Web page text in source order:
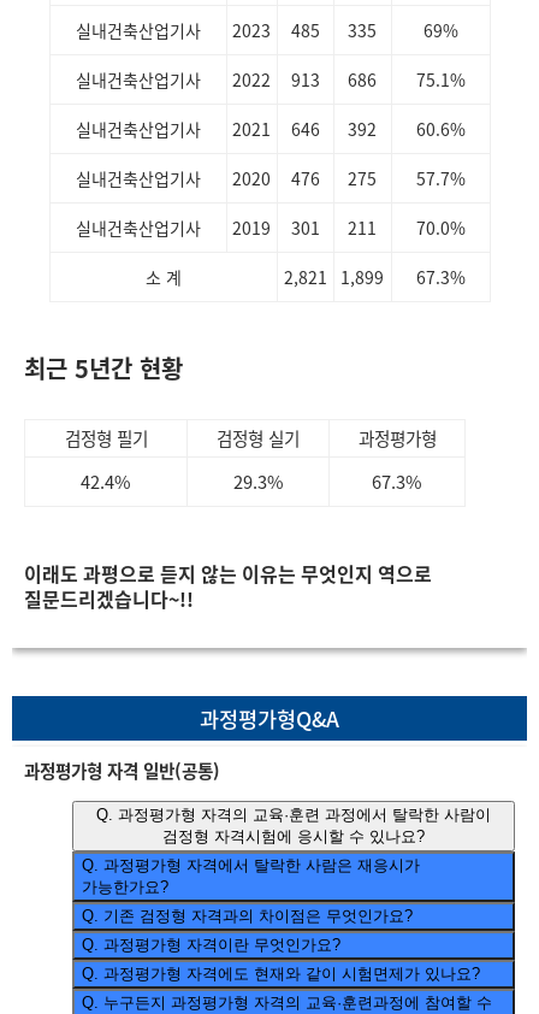
소 계 2,821 1,899 67.3%
실내건축산업기사 2023 485 335 69%
실내건축산업기사 2022 913 686 75.1%
실내건축산업기사 2021 646 392 60.6%
실내건축산업기사 2020 476 275 57.7%
실내건축산업기사 2019 301 211 70.0%
최근 5년간 현황
검정형 필기 검정형 실기
과정평가형
42.4%
29.3% 67.3%
이래도 과평으로 듣지 않는 이유는 무엇인지 역으로
질문드리겠습니다~!!
과정평가형Q&A
과정평가형 자격 일반(공통)
Q. 과정평가형 자격의 교육·훈련 과정에서 탈락한 사람이
검정형 자격시험에 응시할 수 있나요?
Q. 과정평가형 자격에서 탈락한 사람은 재응시가
가능한가요?
Q. 기존 검정형 자격과의 차이점은 무엇인가요?
Q. 과정평가형 자격이란 무엇인가요?
Q. 과정평가형 자격에도 현재와 같이 시험면제가 있나요?
Q. 누구든지 과정평가형 자격의 교육·훈련과정에 참여할 수